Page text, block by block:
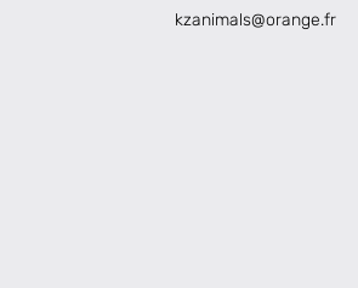
kzanimals@orange.fr